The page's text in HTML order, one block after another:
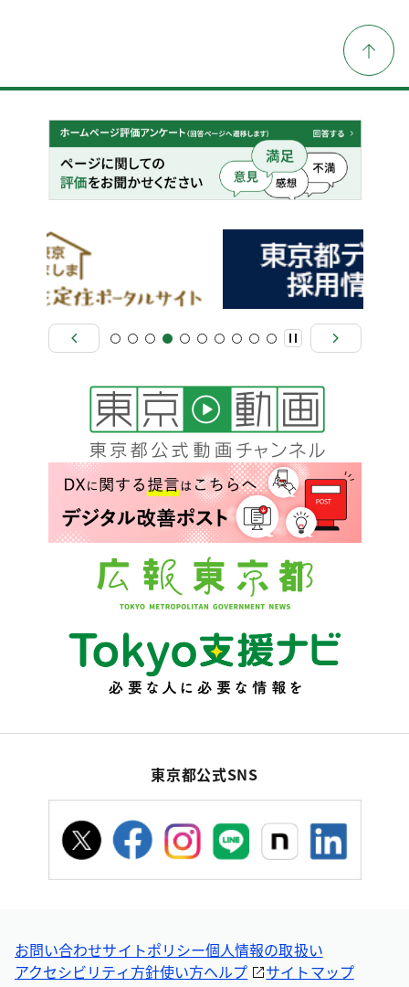
東京都公式SNS
お問い合わせサイトポリシー個人情報の取扱い
アクセシビリティ方針使い方ヘルプ サイトマップ